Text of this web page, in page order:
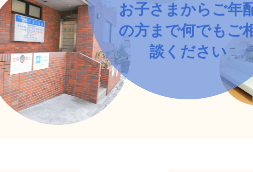
お子さまからご年
の方まで何でもご
談ください